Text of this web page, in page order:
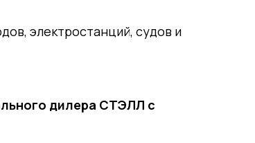
электростанций, судов и
дилера СТЭЛЛ с